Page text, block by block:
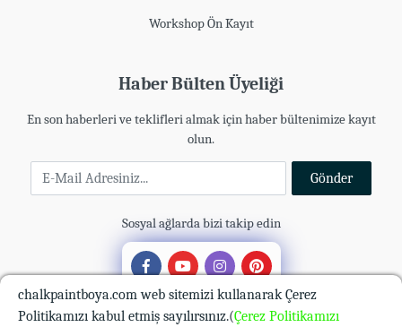
Workshop Ön Kayıt
Haber Bülten Üyeliği
En son haberleri ve teklifleri almak için haber bültenimize kayıt
olun.
E-Mail Adresiniz
Gönder
Sosyal ağlarda bizi takip edin
chalkpaintboya.com web sitemizi kullanarak Çerez
Politikamızı kabul etmiş sayılırsınız.(Çerez Politikamızı